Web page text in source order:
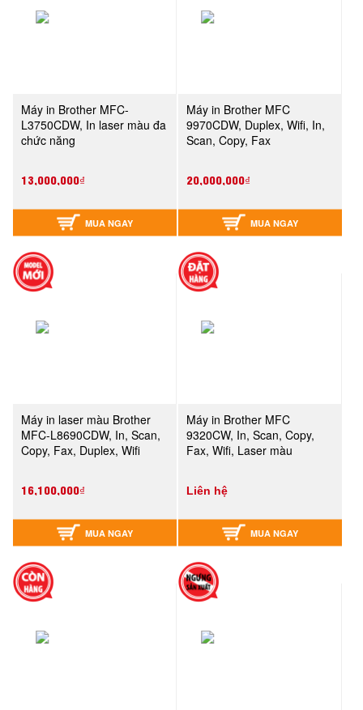
Máy in Brother MFC-
L3750CDW, In laser màu đa
chức năng
13,000,000₫
MUA NGAY
Máy in Brother MFC
9970CDW, Duplex, Wifi, In,
Scan, Copy, Fax
20,000,000₫
MUA NGAY
Máy in laser màu Brother
MFC-L8690CDW, In, Scan,
Copy, Fax, Duplex, Wifi
16,100,000₫
MUA NGAY
Máy in Brother MFC
9320CW, In, Scan, Copy,
Fax, Wifi, Laser màu
Liên hệ
MUA NGAY